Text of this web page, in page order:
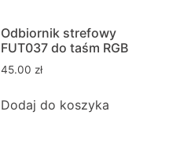
Odbiornik strefowy
FUT037 do taśm RGB
45.00 zł
Dodaj do koszyka